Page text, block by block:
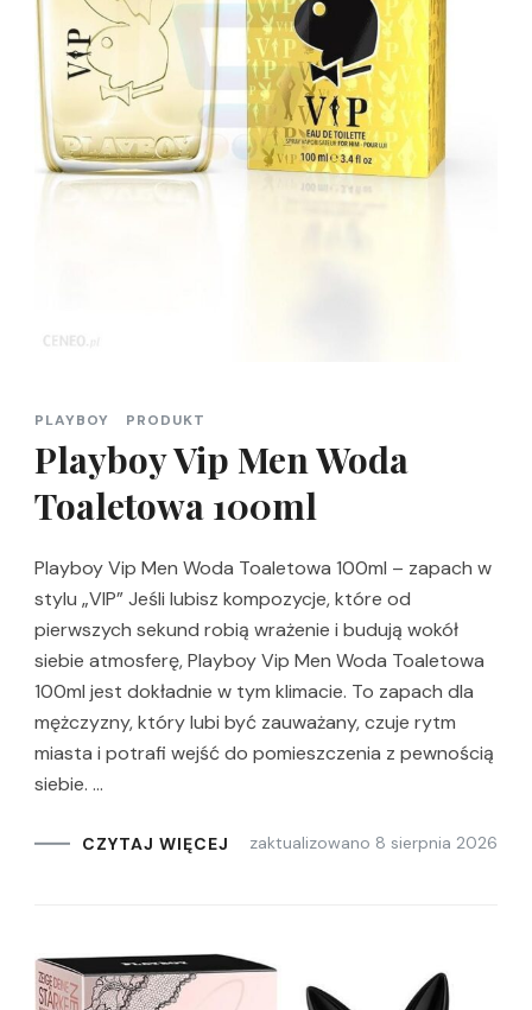
PLAYBOY PRODUKT
Playboy Vip Men Woda
Toaletowa 100ml
Playboy Vip Men Woda Toaletowa 100ml – zapach w
stylu „VIP” Jeśli lubisz kompozycje, które od
pierwszych sekund robią wrażenie i budują wokół
siebie atmosferę, Playboy Vip Men Woda Toaletowa
100ml jest dokładnie w tym klimacie. To zapach dla
mężczyzny, który lubi być zauważany, czuje rytm
miasta i potrafi wejść do pomieszczenia z pewnością
siebie. …
CZYTAJ WIĘCEJ zaktualizowano 8 sierpnia 2026